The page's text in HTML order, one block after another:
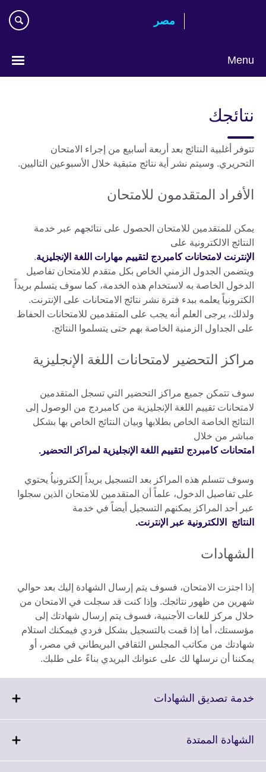
مصر‎
Menu
نتائجك
تتوفر أغلبية النتائج بعد أربعة أسابيع من إجراء الامتحان
التحريري. وسيتم نشر أية نتائج متبقية خلال الأسبوعين التاليين.
الأفراد المتقدمون للامتحان
يمكن للمتقدمين للامتحان الحصول على نتائجهم عبر خدمة
النتائج الالكترونية على
الإنترنت لامتحانات كامبردج لتقييم مهارات اللغة الإنجليزية.
ويتضمن الجدول الزمني الخاص بكل متقدم للامتحان تفاصيل
الدخول الخاصة به لاستخدام هذه الخدمة، كما سوف يتسلم بريداً
الكترونياً يعلمه ببدء فترة نشر نتائج الامتحانات على الإنترنت.
ولذلك، يرجى العلم أنه يجب على المتقدمين للامتحانات الحفاظ
على الجداول الزمنية الخاصة بهم حتى يتسلموا النتائج.
مراكز التحضير لامتحانات اللغة الإنجليزية
سوف تتمكن جميع مراكز التحضير التي تسجل المتقدمين
لامتحانات تقييم اللغة الإنجليزية من كامبردج من الوصول إلى
النتائج الخاصة الخاص بطلابها وبيان النتائج الخاص بها بشكل
مباشر من خلال
امتحانات كامبردج لتقييم اللغة الإنجليزية لمراكز التحضير.
وسوف تتسلم هذه المراكز بعد التسجيل بريداً إلكترونياُ يحتوي
على تفاصيل الدخول، علماً أن المتقدمين للامتحان الذين سجلوا
عبر أحد المراكز يمكنهم التسجيل أيضاً في خدمة
النتائج الالكترونية عبر الإنترنت.
الشهادات
إذا اجتزت الامتحان، فسوف يتم إرسال الشهادة إليك بعد حوالي
شهرين من ظهور نتائجك. وإذا كنت قد سجلت في الامتحان من
خلال مركز للغات الأجنبية، فسوف يتم إرسال شهادتك إلى
مؤسستك، أما إذا قمت بالتسجيل بشكل فردي فيمكنك استلام
شهادتك من مكاتب المجلس الثقافي البريطاني في مصر، أو
يمكننا أن نرسلها لك على عنوانك البريدي بناءً على طلبك.
خدمة تصديق الشهادات
الشهادة الممتدة